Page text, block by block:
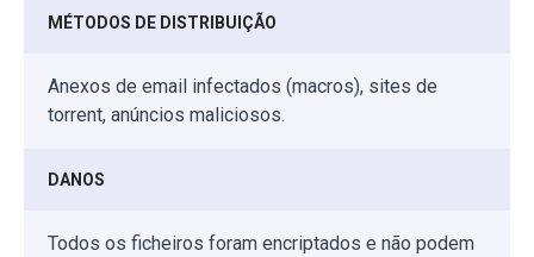
MÉTODOS DE DISTRIBUIÇÃO
Anexos de email infectados (macros), sites de
torrent, anúncios maliciosos.
DANOS
Todos os ficheiros foram encriptados e não podem